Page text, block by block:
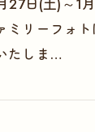
27日(土)～1
ミリーフォ
たしま…